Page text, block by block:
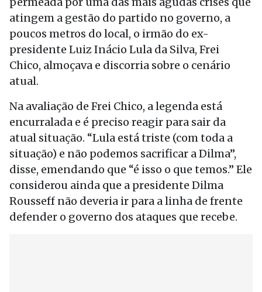
atingem a gestão do partido no governo, a
poucos metros do local, o irmão do ex-
presidente Luiz Inácio Lula da Silva, Frei
Chico, almoçava e discorria sobre o cenário
atual.
Na avaliação de Frei Chico, a legenda está
encurralada e é preciso reagir para sair da
atual situação. “Lula está triste (com toda a
situação) e não podemos sacrificar a Dilma”,
disse, emendando que “é isso o que temos.” Ele
considerou ainda que a presidente Dilma
Rousseff não deveria ir para a linha de frente
defender o governo dos ataques que recebe.